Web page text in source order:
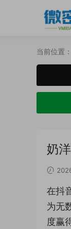
当前位置：
奶
在抖
为无
度赢